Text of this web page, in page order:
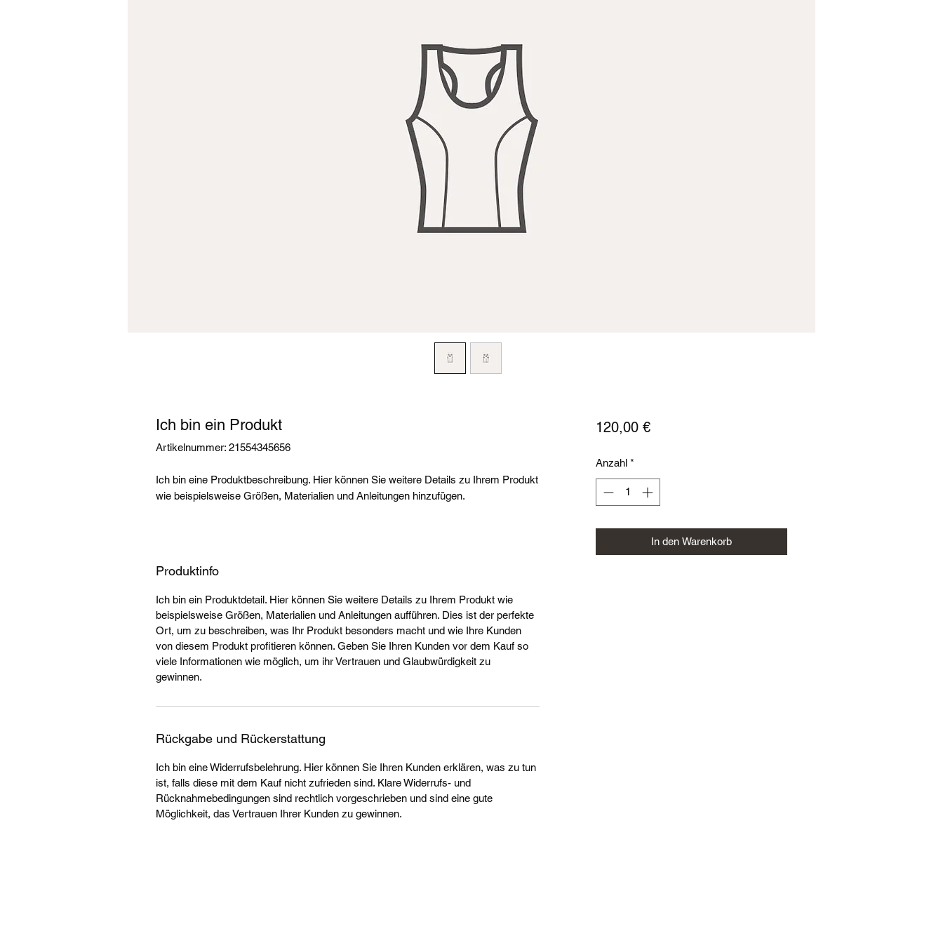
Ich bin ein Produkt
Artikelnummer: 21554345656
Ich bin eine Produktbeschreibung. Hier können Sie weitere Details zu Ihrem Produkt
wie beispielsweise Größen, Materialien und Anleitungen hinzufügen.
Produktinfo
Ich bin ein Produktdetail. Hier können Sie weitere Details zu Ihrem Produkt wie
beispielsweise Größen, Materialien und Anleitungen aufführen. Dies ist der perfekte
Ort, um zu beschreiben, was Ihr Produkt besonders macht und wie Ihre Kunden
von diesem Produkt profitieren können. Geben Sie Ihren Kunden vor dem Kauf so
viele Informationen wie möglich, um ihr Vertrauen und Glaubwürdigkeit zu
gewinnen.
Rückgabe und Rückerstattung
Ich bin eine Widerrufsbelehrung. Hier können Sie Ihren Kunden erklären, was zu tun
ist, falls diese mit dem Kauf nicht zufrieden sind. Klare Widerrufs- und
Rücknahmebedingungen sind rechtlich vorgeschrieben und sind eine gute
Möglichkeit, das Vertrauen Ihrer Kunden zu gewinnen.
120,00 €Preis
Anzahl *
In den Warenkorb